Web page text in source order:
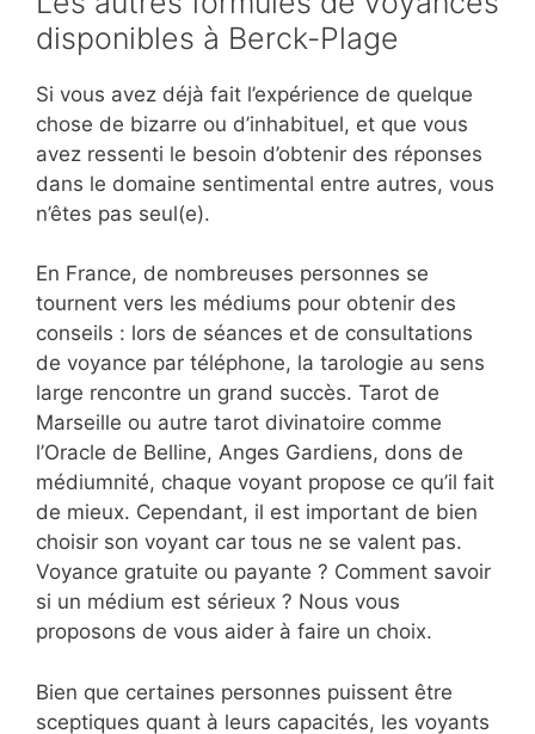
disponibles à Berck-Plage
Si vous avez déjà fait l’expérience de quelque
chose de bizarre ou d’inhabituel, et que vous
avez ressenti le besoin d’obtenir des réponses
dans le domaine sentimental entre autres, vous
n’êtes pas seul(e).
En France, de nombreuses personnes se
tournent vers les médiums pour obtenir des
conseils : lors de séances et de consultations
de voyance par téléphone, la tarologie au sens
large rencontre un grand succès. Tarot de
Marseille ou autre tarot divinatoire comme
l’Oracle de Belline, Anges Gardiens, dons de
médiumnité, chaque voyant propose ce qu’il fait
de mieux. Cependant, il est important de bien
choisir son voyant car tous ne se valent pas.
Voyance gratuite ou payante ? Comment savoir
si un médium est sérieux ? Nous vous
proposons de vous aider à faire un choix.
Bien que certaines personnes puissent être
sceptiques quant à leurs capacités, les voyants